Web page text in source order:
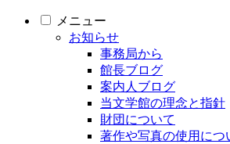
メニュー
お知らせ
事務局から
館長ブログ
案内人ブログ
当文学館の理念と指針
財団について
著作や写真の使用につ